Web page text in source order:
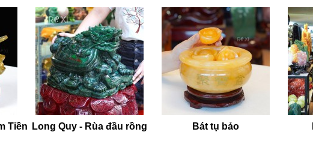
Tiền Long Quy - Rùa đầu rồng Bát tụ bảo